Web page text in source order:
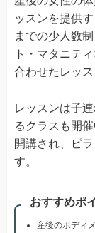
ッスンを提供
までの少人数
ト・マタニテ
合わせたレッス
レッスンは子
るクラスも開
開講され、ピ
す。
おすすめポ
産後のボディ